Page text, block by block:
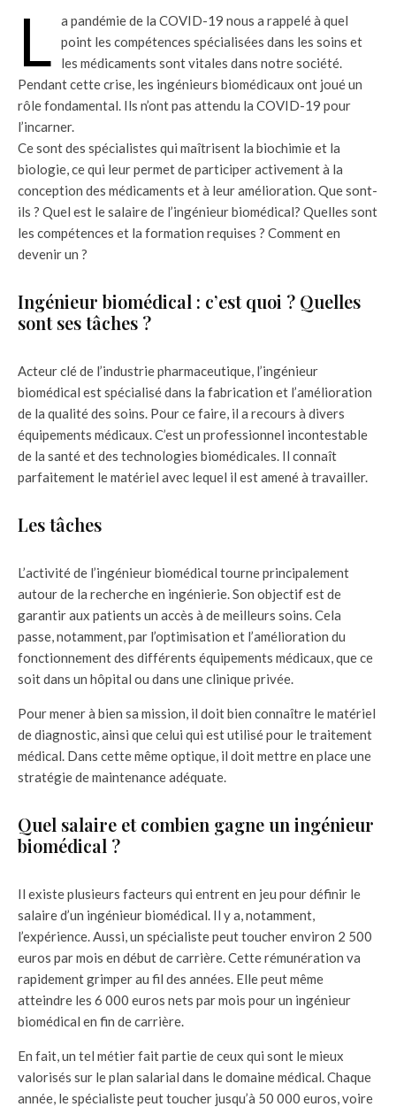
L
a pandémie de la COVID-19 nous a rappelé à quel
point les compétences spécialisées dans les soins et
les médicaments sont vitales dans notre société.
Pendant cette crise, les ingénieurs biomédicaux ont joué un
rôle fondamental. Ils n’ont pas attendu la COVID-19 pour
l’incarner.
Ce sont des spécialistes qui maîtrisent la biochimie et la
biologie, ce qui leur permet de participer activement à la
conception des médicaments et à leur amélioration. Que sont-
ils ? Quel est le salaire de l’ingénieur biomédical? Quelles sont
les compétences et la formation requises ? Comment en
devenir un ?
Ingénieur biomédical : c’est quoi ? Quelles
sont ses tâches ?
Acteur clé de l’industrie pharmaceutique, l’ingénieur
biomédical est spécialisé dans la fabrication et l’amélioration
de la qualité des soins. Pour ce faire, il a recours à divers
équipements médicaux. C’est un professionnel incontestable
de la santé et des technologies biomédicales. Il connaît
parfaitement le matériel avec lequel il est amené à travailler.
Les tâches
L’activité de l’ingénieur biomédical tourne principalement
autour de la recherche en ingénierie. Son objectif est de
garantir aux patients un accès à de meilleurs soins. Cela
passe, notamment, par l’optimisation et l’amélioration du
fonctionnement des différents équipements médicaux, que ce
soit dans un hôpital ou dans une clinique privée.
Pour mener à bien sa mission, il doit bien connaître le matériel
de diagnostic, ainsi que celui qui est utilisé pour le traitement
médical. Dans cette même optique, il doit mettre en place une
stratégie de maintenance adéquate.
Quel salaire et combien gagne un ingénieur
biomédical ?
Il existe plusieurs facteurs qui entrent en jeu pour définir le
salaire d’un ingénieur biomédical. Il y a, notamment,
l’expérience. Aussi, un spécialiste peut toucher environ 2 500
euros par mois en début de carrière. Cette rémunération va
rapidement grimper au fil des années. Elle peut même
atteindre les 6 000 euros nets par mois pour un ingénieur
biomédical en fin de carrière.
En fait, un tel métier fait partie de ceux qui sont le mieux
valorisés sur le plan salarial dans le domaine médical. Chaque
année, le spécialiste peut toucher jusqu’à 50 000 euros, voire